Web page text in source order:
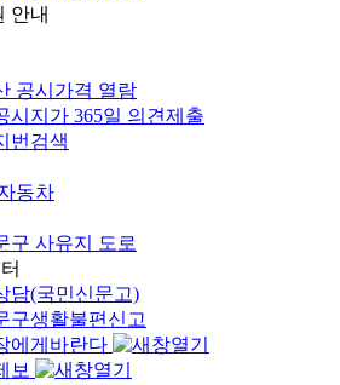
안내
공시가격 열람
시지가 365일 의견제출
번검색
동차
구 사유지 도로
담(국민신문고)
구생활불편신고
에게바란다
보